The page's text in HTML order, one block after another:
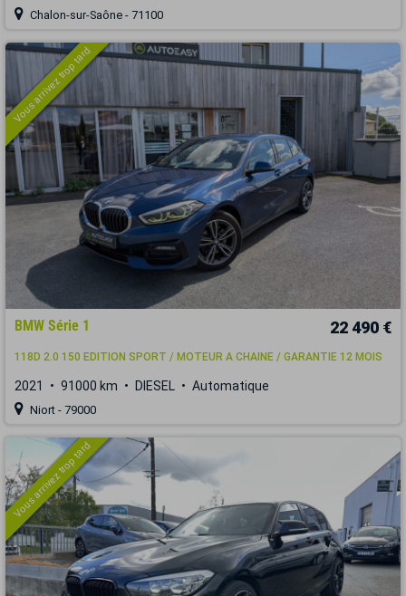
Chalon-sur-Saône - 71100
Vous arrivez trop tard
BMW Série 1 22 490 €
118D 2.0 150 EDITION SPORT / MOTEUR A CHAINE / GARANTIE 12 MOIS
2021 91000 km DIESEL Automatique
Niort - 79000
Vous arrivez trop tard